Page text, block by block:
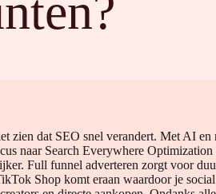
zien dat SEO snel verandert. Met AI en
naar Search Everywhere
Full funnel adverteren zorgt voor
Shop komt eraan waardoor je social